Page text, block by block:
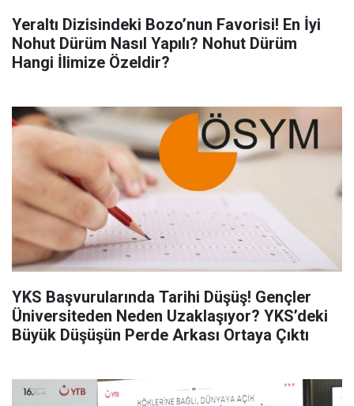
Yeraltı Dizisindeki Bozo’nun Favorisi! En İyi
Nohut Dürüm Nasıl Yapılı? Nohut Dürüm
Hangi İlimize Özeldir?
YKS Başvurularında Tarihi Düşüş! Gençler
Üniversiteden Neden Uzaklaşıyor? YKS’deki
Büyük Düşüşün Perde Arkası Ortaya Çıktı